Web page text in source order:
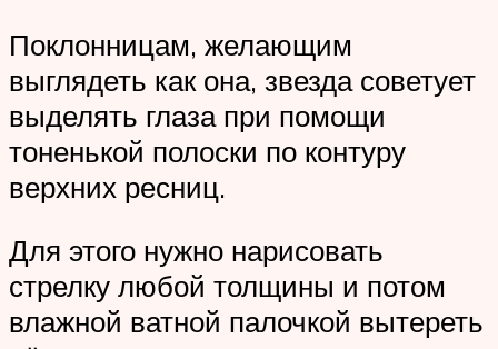
Поклонницам, желающим
выглядеть как она, звезда советует
выделять глаза при помощи
тоненькой полоски по контуру
верхних ресниц.
Для этого нужно нарисовать
стрелку любой толщины и потом
влажной ватной палочкой вытереть